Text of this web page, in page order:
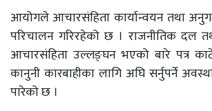
आयोगले आचारसंहिता कार्यान्वयन तथा
परिचालन गरिरहेको छ । राजनीतिक दल
आचारसंहिता उल्लङ्घन भएको बारे पत्र
कानुनी कारबाहीका लागि अघि सर्नुपर्ने
पारेको छ ।